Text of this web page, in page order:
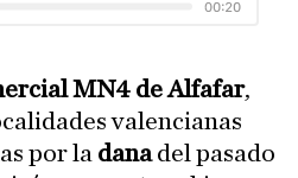
MN4 de Alfafar,
valencianas
por la danadel pasado